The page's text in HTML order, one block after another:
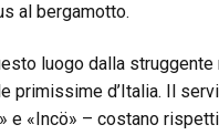
al bergamotto.
luogo dalla
primissime d’Italia. Il
e «Incö» – costano